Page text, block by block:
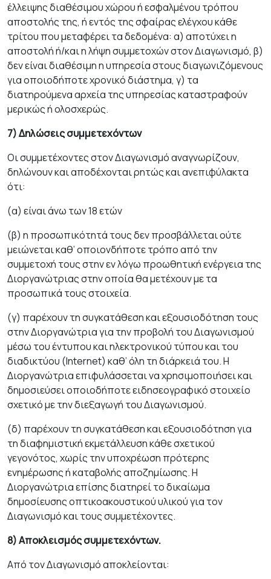
έλλειψης διαθέσιμου χώρου ή εσφαλμένου τρόπου
αποστολής της, ή εντός της σφαίρας ελέγχου κάθε
τρίτου που μεταφέρει τα δεδομένα: α) αποτύχει η
αποστολή ή/και η λήψη συμμετοχών στον Διαγωνισμό, β)
δεν είναι διαθέσιμη η υπηρεσία στους διαγωνιζόμενους
για οποιοδήποτε χρονικό διάστημα, γ) τα
διατηρούμενα αρχεία της υπηρεσίας καταστραφούν
μερικώς ή ολοσχερώς.
7) Δηλώσεις συμμετεχόντων
Οι συμμετέχοντες στον Διαγωνισμό αναγνωρίζουν,
δηλώνουν και αποδέχονται ρητώς και ανεπιφύλακτα
ότι:
(α) είναι άνω των 18 ετών
(β) η προσωπικότητά τους δεν προσβάλλεται ούτε
μειώνεται καθ’ οποιονδήποτε τρόπο από την
συμμετοχή τους στην εν λόγω προωθητική ενέργεια της
Διοργανώτριας στην οποία θα μετέχουν με τα
προσωπικά τους στοιχεία.
(γ) παρέχουν τη συγκατάθεση και εξουσιοδότηση τους
στην Διοργανώτρια για την προ­βολή του Διαγωνισμού
μέσω του έντυπου και ηλεκτρονικού τύπου και του
διαδικτύου (Internet) καθ’ όλη τη διάρκειά του. Η
Διοργανώτρια επιφυλάσσεται να χρησιμοποιήσει και
δημοσιεύσει οποιοδήποτε ειδησεογραφικό στοιχείο
σχετικό με την διεξαγωγή του Διαγωνισμού.
(δ) παρέχουν τη συγκατάθεση και εξουσιοδότηση για
τη διαφημιστική εκμετάλλευση κάθε σχετικού
γεγονότος, χωρίς την υποχρέωση πρότερης
ενημέρωσης ή καταβολής αποζημίωσης. Η
Διοργανώτρια επίσης διατηρεί το δικαίωμα
δημοσίευσης οπτικο­ακου­στικού υλικού για τον
Διαγωνισμό και τους συμμετέχοντες.
8) Αποκλεισμός συμμετεχόντων.
Από τον Διαγωνισμό αποκλείονται: